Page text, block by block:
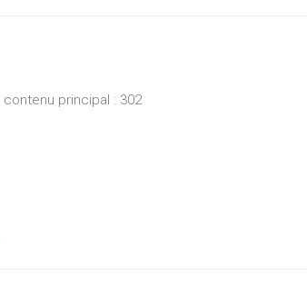
principal : 302